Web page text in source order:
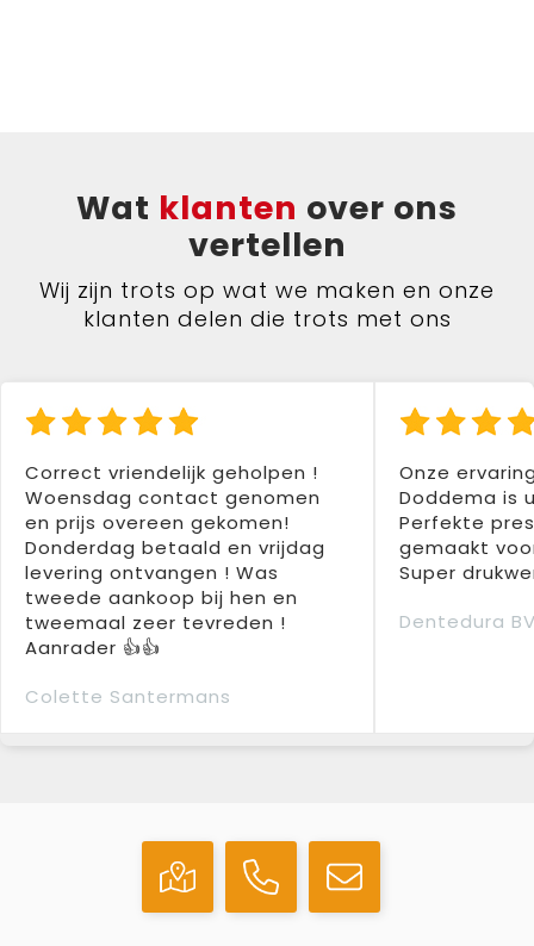
Wat klanten over ons
vertellen
Wij zijn trots op wat we maken en onze
klanten delen die trots met ons
Correct vriendelijk geholpen !
Woensdag contact genomen
en prijs overeen gekomen!
Donderdag betaald en vrijdag
levering ontvangen ! Was
tweede aankoop bij hen en
tweemaal zeer tevreden !
Aanrader 👍👍
Colette Santermans
Onze
Doddema is
Perfekte
gemaakt
Super
Dentedura